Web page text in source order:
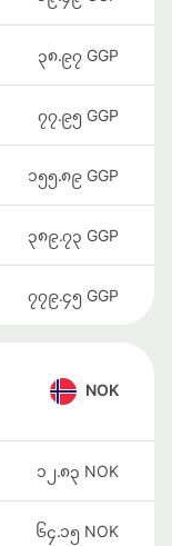
၃၈.၉၇ GGP
၇၇.၉၅ GGP
၁၅၅.၈၉ GGP
၃၈၉.၇၃ GGP
၇၇၉.၄၅ GGP
NOK
၁၂.၈၃ NOK
၆၄.၁၅ NOK